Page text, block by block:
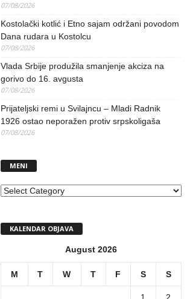
07/08/2026
Kostolački kotlić i Etno sajam održani povodom
Dana rudara u Kostolcu
07/08/2026
Vlada Srbije produžila smanjenje akciza na
gorivo do 16. avgusta
07/08/2026
Prijateljski remi u Svilajncu – Mladi Radnik
1926 ostao neporažen protiv srpskoligaša
07/08/2026
MENI
MENI
KALENDAR OBJAVA
August 2026
M T W T F S S
1 2